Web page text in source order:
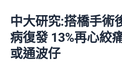
中大研究:搭橋手術
病復發 13%再心絞
或通波仔